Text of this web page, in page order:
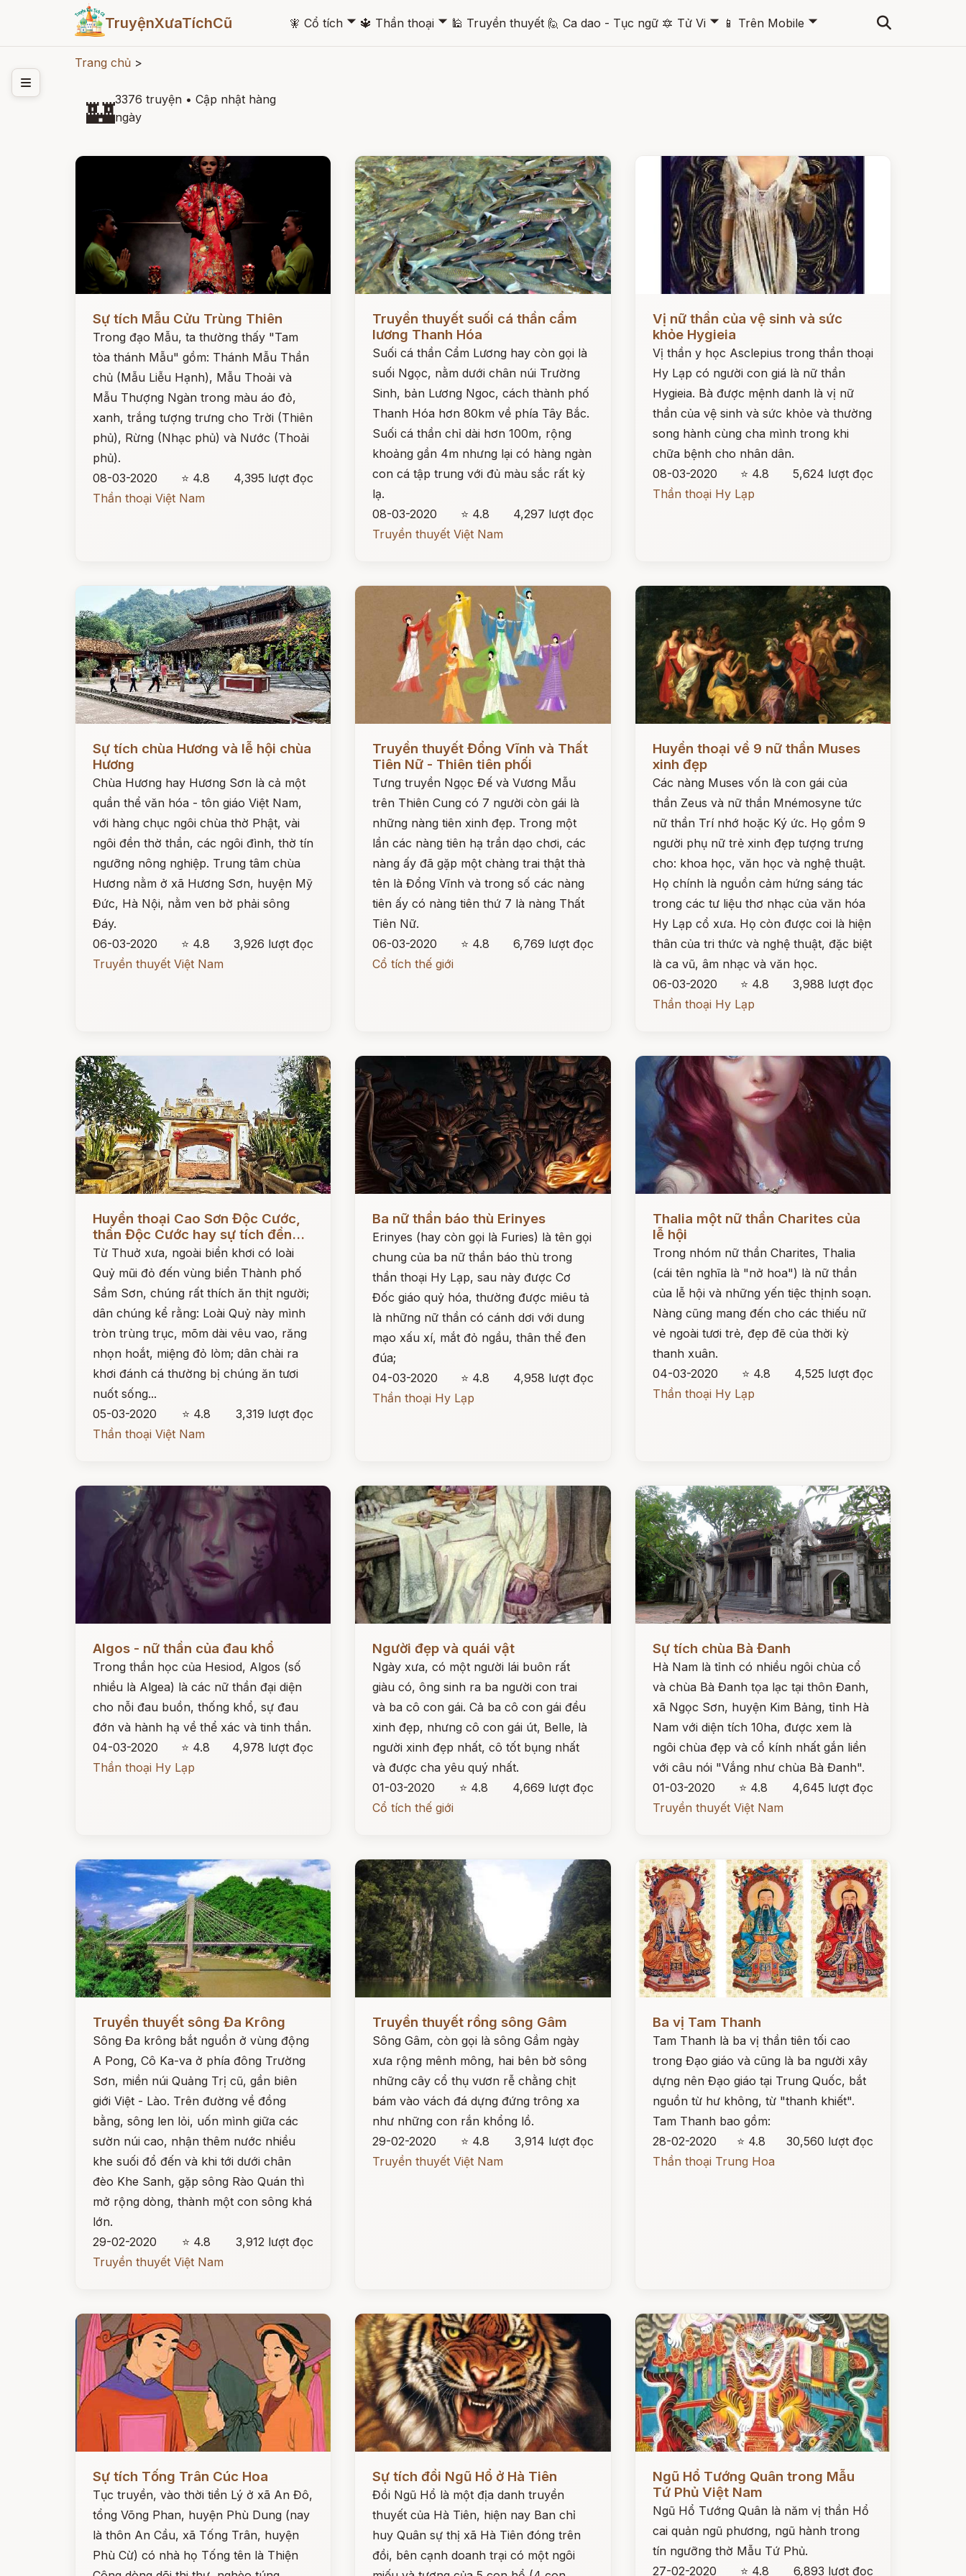
TruyệnXưaTíchCũ 🧚 Cổ tích 🞃 🔱 Thần thoại 🞃 🕌 Truyền thuyết 🙋 Ca dao - Tục ngữ 🔯 Tử Vi 🞃 📱 Trên Mobile 🞃
Trang chủ >
🏰3376 truyện • Cập nhật hàng
ngày
Sự tích Mẫu Cửu Trùng Thiên
Trong đạo Mẫu, ta thường thấy "Tam
tòa thánh Mẫu" gồm: Thánh Mẫu Thần
chủ (Mẫu Liễu Hạnh), Mẫu Thoải và
Mẫu Thượng Ngàn trong màu áo đỏ,
xanh, trắng tượng trưng cho Trời (Thiên
phủ), Rừng (Nhạc phủ) và Nước (Thoải
phủ).
08-03-2020
⭐ 4.8
4,395 lượt đọc
Thần thoại Việt Nam
Đọc ngay
Truyền thuyết suối cá thần cẩm
lương Thanh Hóa
Suối cá thần Cẩm Lương hay còn gọi là
suối Ngọc, nằm dưới chân núi Trường
Sinh, bản Lương Ngoc, cách thành phố
Thanh Hóa hơn 80km về phía Tây Bắc.
Suối cá thần chỉ dài hơn 100m, rộng
khoảng gần 4m nhưng lại có hàng ngàn
con cá tập trung với đủ màu sắc rất kỳ
lạ.
08-03-2020
⭐ 4.8
4,297 lượt đọc
Truyền thuyết Việt Nam
Vị nữ thần của vệ sinh và sức
khỏe Hygieia
Vị thần y học Asclepius trong thần thoại
Hy Lạp có người con giá là nữ thần
Hygieia. Bà được mệnh danh là vị nữ
thần của vệ sinh và sức khỏe và thường
song hành cùng cha mình trong khi
chữa bệnh cho nhân dân.
08-03-2020
⭐ 4.8
5,624 lượt đọc
Thần thoại Hy Lạp
Sự tích chùa Hương và lễ hội chùa
Hương
Chùa Hương hay Hương Sơn là cả một
quần thể văn hóa - tôn giáo Việt Nam,
với hàng chục ngôi chùa thờ Phật, vài
ngôi đền thờ thần, các ngôi đình, thờ tín
ngưỡng nông nghiệp. Trung tâm chùa
Hương nằm ở xã Hương Sơn, huyện Mỹ
Đức, Hà Nội, nằm ven bờ phải sông
Đáy.
06-03-2020
⭐ 4.8
3,926 lượt đọc
Truyền thuyết Việt Nam
Đọc ngay
Truyền thuyết Đổng Vĩnh và Thất
Tiên Nữ - Thiên tiên phối
Tưng truyền Ngọc Đế và Vương Mẫu
trên Thiên Cung có 7 người còn gái là
những nàng tiên xinh đẹp. Trong một
lần các nàng tiên hạ trần dạo chơi, các
nàng ấy đã gặp một chàng trai thật thà
tên là Đổng Vĩnh và trong số các nàng
tiên ấy có nàng tiên thứ 7 là nàng Thất
Tiên Nữ.
06-03-2020
⭐ 4.8
6,769 lượt đọc
Cổ tích thế giới
Đọc ngay
Huyền thoại về 9 nữ thần Muses
xinh đẹp
Các nàng Muses vốn là con gái của
thần Zeus và nữ thần Mnémosyne tức
nữ thần Trí nhớ hoặc Ký ức. Họ gồm 9
người phụ nữ trẻ xinh đẹp tượng trưng
cho: khoa học, văn học và nghệ thuật.
Họ chính là nguồn cảm hứng sáng tác
trong các tư liệu thơ nhạc của văn hóa
Hy Lạp cổ xưa. Họ còn được coi là hiện
thân của tri thức và nghệ thuật, đặc biệt
là ca vũ, âm nhạc và văn học.
06-03-2020
⭐ 4.8
3,988 lượt đọc
Thần thoại Hy Lạp
Đọc ngay
Huyền thoại Cao Sơn Độc Cước,
thần Độc Cước hay sự tích đền...
Từ Thuở xưa, ngoài biển khơi có loài
Quỷ mũi đỏ đến vùng biển Thành phố
Sầm Sơn, chúng rất thích ăn thịt người;
dân chúng kể rằng: Loài Quỷ này mình
tròn trùng trục, mõm dài vêu vao, răng
nhọn hoắt, miệng đỏ lòm; dân chài ra
khơi đánh cá thường bị chúng ăn tươi
nuốt sống...
05-03-2020
⭐ 4.8
3,319 lượt đọc
Thần thoại Việt Nam
Ba nữ thần báo thù Erinyes
Erinyes (hay còn gọi là Furies) là tên gọi
chung của ba nữ thần báo thù trong
thần thoại Hy Lạp, sau này được Cơ
Đốc giáo quỷ hóa, thường được miêu tả
là những nữ thần có cánh dơi với dung
mạo xấu xí, mắt đỏ ngầu, thân thể đen
đúa;
04-03-2020
⭐ 4.8
4,958 lượt đọc
Thần thoại Hy Lạp
Thalia một nữ thần Charites của
lễ hội
Trong nhóm nữ thần Charites, Thalia
(cái tên nghĩa là "nở hoa") là nữ thần
của lễ hội và những yến tiệc thịnh soạn.
Nàng cũng mang đến cho các thiếu nữ
vẻ ngoài tươi trẻ, đẹp đẽ của thời kỳ
thanh xuân.
04-03-2020
⭐ 4.8
4,525 lượt đọc
Thần thoại Hy Lạp
Algos - nữ thần của đau khổ
Trong thần học của Hesiod, Algos (số
nhiều là Algea) là các nữ thần đại diện
cho nỗi đau buồn, thống khổ, sự đau
đớn và hành hạ về thể xác và tinh thần.
04-03-2020
⭐ 4.8
4,978 lượt đọc
Thần thoại Hy Lạp
Người đẹp và quái vật
Ngày xưa, có một người lái buôn rất
giàu có, ông sinh ra ba người con trai
và ba cô con gái. Cả ba cô con gái đều
xinh đẹp, nhưng cô con gái út, Belle, là
người xinh đẹp nhất, cô tốt bụng nhất
và được cha yêu quý nhất.
01-03-2020
⭐ 4.8
4,669 lượt đọc
Cổ tích thế giới
Sự tích chùa Bà Đanh
Hà Nam là tỉnh có nhiều ngôi chùa cổ
và chùa Bà Đanh tọa lạc tại thôn Đanh,
xã Ngọc Sơn, huyện Kim Bảng, tỉnh Hà
Nam với diện tích 10ha, được xem là
ngôi chùa đẹp và cổ kính nhất gắn liền
với câu nói "Vắng như chùa Bà Đanh".
01-03-2020
⭐ 4.8
4,645 lượt đọc
Truyền thuyết Việt Nam
Đọc ngay
Truyền thuyết sông Đa Krông
Sông Đa krông bắt nguồn ở vùng động
A Pong, Cô Ka-va ở phía đông Trường
Sơn, miền núi Quảng Trị cũ, gần biên
giới Việt - Lào. Trên đường về đồng
bằng, sông len lỏi, uốn mình giữa các
sườn núi cao, nhận thêm nước nhiều
khe suối đổ đến và khi tới dưới chân
đèo Khe Sanh, gặp sông Rào Quán thì
mở rộng dòng, thành một con sông khá
lớn.
29-02-2020
⭐ 4.8
3,912 lượt đọc
Truyền thuyết Việt Nam
Đọc ngay
Truyền thuyết rồng sông Gâm
Sông Gâm, còn gọi là sông Gầm ngày
xưa rộng mênh mông, hai bên bờ sông
những cây cổ thụ vươn rễ chằng chịt
bám vào vách đá dựng đứng trông xa
như những con rắn khổng lồ.
29-02-2020
⭐ 4.8
3,914 lượt đọc
Truyền thuyết Việt Nam
Ba vị Tam Thanh
Tam Thanh là ba vị thần tiên tối cao
trong Đạo giáo và cũng là ba người xây
dựng nên Đạo giáo tại Trung Quốc, bắt
nguồn từ hư không, từ "thanh khiết".
Tam Thanh bao gồm:
28-02-2020
⭐ 4.8
30,560 lượt đọc
Thần thoại Trung Hoa
Sự tích Tống Trân Cúc Hoa
Tục truyền, vào thời tiền Lý ở xã An Đô,
tổng Võng Phan, huyện Phù Dung (nay
là thôn An Cầu, xã Tống Trân, huyện
Phù Cừ) có nhà họ Tống tên là Thiện
Sự tích đồi Ngũ Hổ ở Hà Tiên
Đồi Ngũ Hổ là một địa danh truyền
thuyết của Hà Tiên, hiện nay Ban chỉ
huy Quân sự thị xã Hà Tiên đóng trên
đồi, bên cạnh doanh trại có một ngôi
Ngũ Hổ Tướng Quân trong Mẫu
Tứ Phủ Việt Nam
Ngũ Hổ Tướng Quân là năm vị thần Hổ
cai quản ngũ phương, ngũ hành trong
tín ngưỡng thờ Mẫu Tứ Phủ.
27-02-2020
⭐ 4.8 6,893 lượt đọc